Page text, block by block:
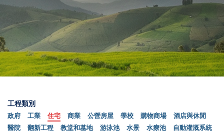
工程類別
政府
工業 住宅 商業 公營房屋 學校 購物商場
酒店與休閒
醫院
翻新工程 教堂和墓地 游泳池 水景 水療池
自動灌溉系統